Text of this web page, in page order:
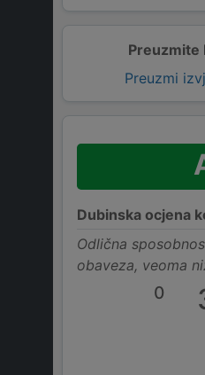
Preuzmite
Preuzmi
Dubinska ocjena
Odlična
obaveza, veoma
0